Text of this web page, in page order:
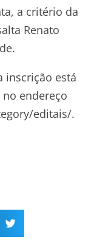
a critério da
Renato
inscrição está
endereço
editais/.